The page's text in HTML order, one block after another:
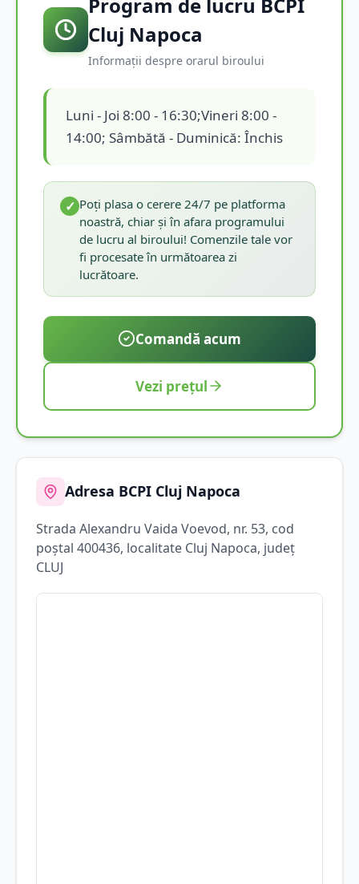
Cluj Napoca
Informații despre orarul biroului
Luni - Joi 8:00 - 16:30;Vineri 8:00 -
14:00; Sâmbătă - Duminică: Închis
✓ Poți plasa o cerere 24/7 pe platforma
noastră, chiar și în afara programului
de lucru al biroului! Comenzile tale vor
fi procesate în următoarea zi
lucrătoare.
Comandă acum
Vezi prețul
Adresa BCPI Cluj Napoca
Strada Alexandru Vaida Voevod, nr. 53, cod
poștal 400436, localitate Cluj Napoca, județ
CLUJ